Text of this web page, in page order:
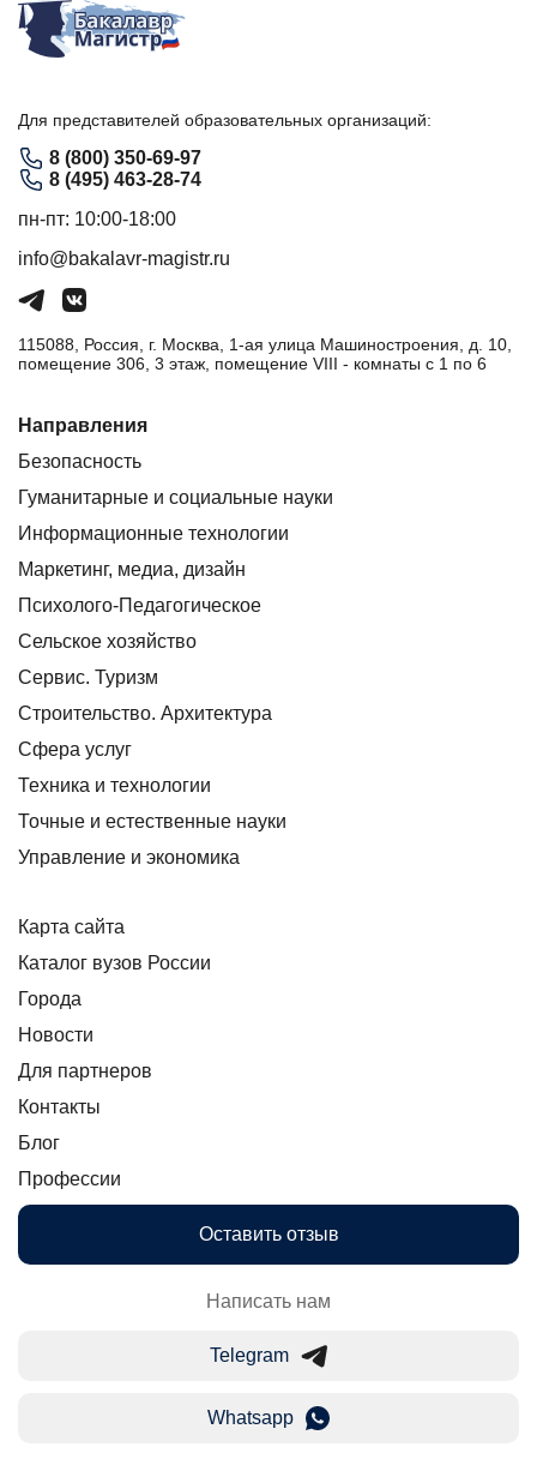
Для представителей образовательных организаций:
8 (800) 350-69-97
8 (495) 463-28-74
пн-пт: 10:00-18:00
info@bakalavr-magistr.ru
115088, Россия, г. Москва, 1-ая улица Машиностроения, д. 10,
помещение 306, 3 этаж, помещение VIII - комнаты с 1 по 6
Направления
Безопасность
Гуманитарные и социальные науки
Информационные технологии
Маркетинг, медиа, дизайн
Психолого-Педагогическое
Сельское хозяйство
Сервис. Туризм
Строительство. Архитектура
Сфера услуг
Техника и технологии
Точные и естественные науки
Управление и экономика
Карта сайта
Каталог вузов России
Города
Новости
Для партнеров
Контакты
Блог
Профессии
Оставить отзыв
Написать нам
Telegram
Whatsapp